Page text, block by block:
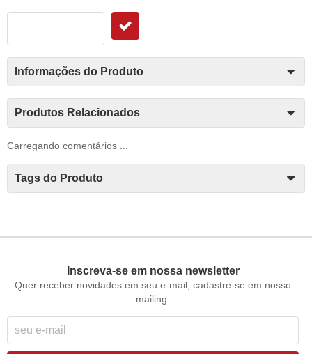
Informações do Produto
Produtos Relacionados
Carregando comentários ...
Tags do Produto
Inscreva-se em nossa newsletter
Quer receber novidades em seu e-mail, cadastre-se em nosso
mailing.